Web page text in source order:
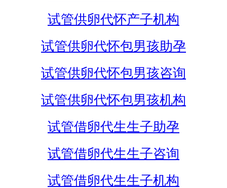
试管供卵代怀产子机构
试管供卵代怀包男孩助孕
试管供卵代怀包男孩咨询
试管供卵代怀包男孩机构
试管借卵代生生子助孕
试管借卵代生生子咨询
试管借卵代生生子机构